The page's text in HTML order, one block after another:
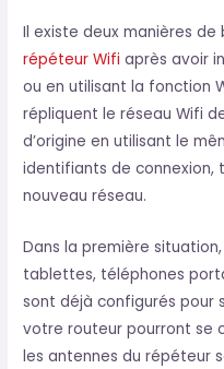
Il existe deux manières
répéteur Wifi après avoir
ou en utilisant la fonction
répliquent le réseau Wifi
d’origine en utilisant le
identifiants de connexion,
nouveau réseau.
Dans la première
tablettes, téléphones
sont déjà configurés pour
votre routeur pourront se
les antennes du répéteur